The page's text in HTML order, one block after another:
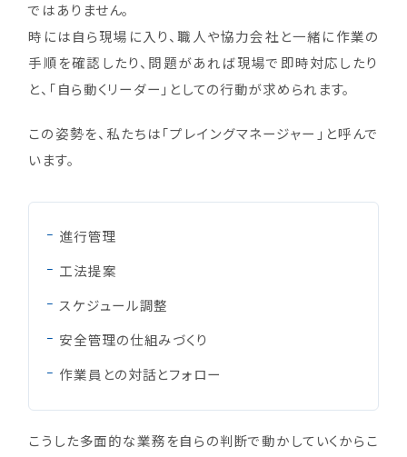
ではありません。
時には自ら現場に入り、職人や協力会社と一緒に作業の
手順を確認したり、問題があれば現場で即時対応したり
と、「自ら動くリーダー」としての行動が求められます。
この姿勢を、私たちは「プレイングマネージャー」と呼んで
います。
進行管理
工法提案
スケジュール調整
安全管理の仕組みづくり
作業員との対話とフォロー
こうした多面的な業務を自らの判断で動かしていくからこ